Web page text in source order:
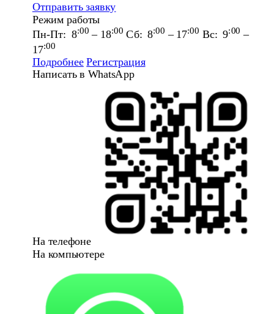
Отправить заявку
Режим работы
Пн-Пт: 8:00 – 18:00 Сб: 8:00 – 17:00 Вс: 9:00 –
17:00
Подробнее Регистрация
Написать в WhatsApp
На телефоне
На компьютере